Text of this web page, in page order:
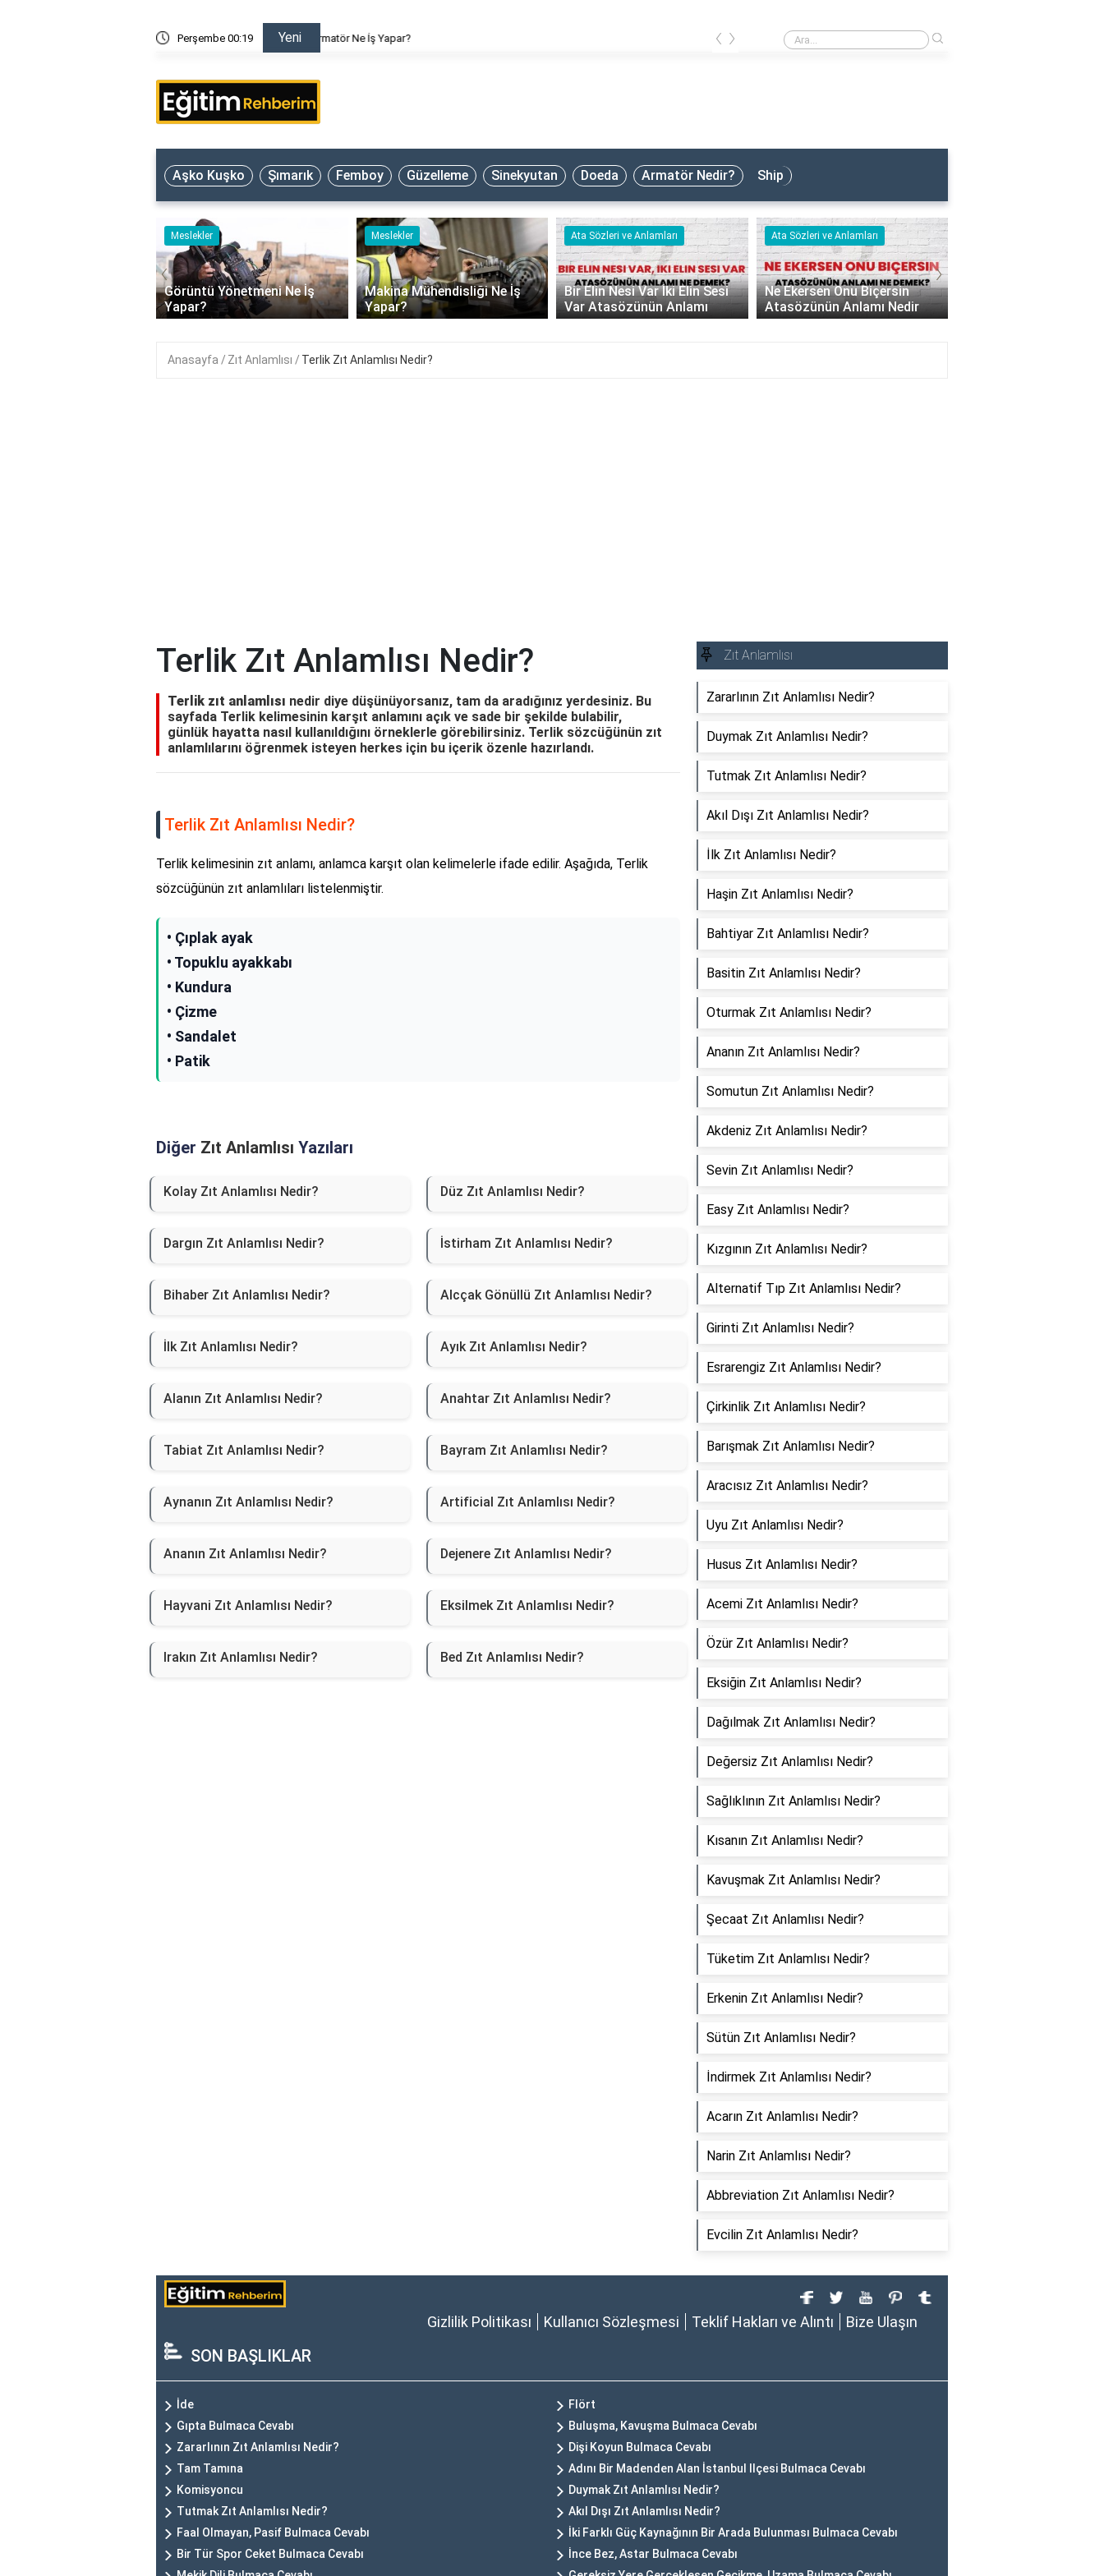
Perşembe 00:19 Yeni Armatör Ne İş Yapar? Armatör Ne İş Yapar?
‹ ›
Aşko Kuşko Şımarık Femboy Güzelleme Sinekyutan Doeda Armatör Nedir? Ship
Meslekler
Görüntü Yönetmeni Ne İş
Yapar?
Meslekler
Makina Mühendisliği Ne İş
Yapar?
Ata Sözleri ve Anlamları
Bir Elin Nesi Var İki Elin Sesi
Var Atasözünün Anlamı
Ata Sözleri ve Anlamları
Ne Ekersen Onu Biçersin
Atasözünün Anlamı Nedir
‹ ›
Anasayfa Zıt Anlamlısı Terlik Zıt Anlamlısı Nedir?
Terlik Zıt Anlamlısı Nedir?
Terlik zıt anlamlısı nedir diye düşünüyorsanız, tam da aradığınız yerdesiniz. Bu
sayfada Terlik kelimesinin karşıt anlamını açık ve sade bir şekilde bulabilir,
günlük hayatta nasıl kullanıldığını örneklerle görebilirsiniz. Terlik sözcüğünün zıt
anlamlılarını öğrenmek isteyen herkes için bu içerik özenle hazırlandı.
Terlik Zıt Anlamlısı Nedir?
Terlik kelimesinin zıt anlamı, anlamca karşıt olan kelimelerle ifade edilir. Aşağıda, Terlik
sözcüğünün zıt anlamlıları listelenmiştir.
• Çıplak ayak
• Topuklu ayakkabı
• Kundura
• Çizme
• Sandalet
• Patik
Diğer Zıt Anlamlısı Yazıları
Kolay Zıt Anlamlısı Nedir? Düz Zıt Anlamlısı Nedir?
Dargın Zıt Anlamlısı Nedir? İstirham Zıt Anlamlısı Nedir?
Bihaber Zıt Anlamlısı Nedir? Alcçak Gönüllü Zıt Anlamlısı Nedir?
İlk Zıt Anlamlısı Nedir? Ayık Zıt Anlamlısı Nedir?
Alanın Zıt Anlamlısı Nedir? Anahtar Zıt Anlamlısı Nedir?
Tabiat Zıt Anlamlısı Nedir? Bayram Zıt Anlamlısı Nedir?
Aynanın Zıt Anlamlısı Nedir? Artificial Zıt Anlamlısı Nedir?
Ananın Zıt Anlamlısı Nedir? Dejenere Zıt Anlamlısı Nedir?
Hayvani Zıt Anlamlısı Nedir? Eksilmek Zıt Anlamlısı Nedir?
Irakın Zıt Anlamlısı Nedir? Bed Zıt Anlamlısı Nedir?
Zıt Anlamlısı
Zararlının Zıt Anlamlısı Nedir?
Duymak Zıt Anlamlısı Nedir?
Tutmak Zıt Anlamlısı Nedir?
Akıl Dışı Zıt Anlamlısı Nedir?
İlk Zıt Anlamlısı Nedir?
Haşin Zıt Anlamlısı Nedir?
Bahtiyar Zıt Anlamlısı Nedir?
Basitin Zıt Anlamlısı Nedir?
Oturmak Zıt Anlamlısı Nedir?
Ananın Zıt Anlamlısı Nedir?
Somutun Zıt Anlamlısı Nedir?
Akdeniz Zıt Anlamlısı Nedir?
Sevin Zıt Anlamlısı Nedir?
Easy Zıt Anlamlısı Nedir?
Kızgının Zıt Anlamlısı Nedir?
Alternatif Tıp Zıt Anlamlısı Nedir?
Girinti Zıt Anlamlısı Nedir?
Esrarengiz Zıt Anlamlısı Nedir?
Çirkinlik Zıt Anlamlısı Nedir?
Barışmak Zıt Anlamlısı Nedir?
Aracısız Zıt Anlamlısı Nedir?
Uyu Zıt Anlamlısı Nedir?
Husus Zıt Anlamlısı Nedir?
Acemi Zıt Anlamlısı Nedir?
Özür Zıt Anlamlısı Nedir?
Eksiğin Zıt Anlamlısı Nedir?
Dağılmak Zıt Anlamlısı Nedir?
Değersiz Zıt Anlamlısı Nedir?
Sağlıklının Zıt Anlamlısı Nedir?
Kısanın Zıt Anlamlısı Nedir?
Kavuşmak Zıt Anlamlısı Nedir?
Şecaat Zıt Anlamlısı Nedir?
Tüketim Zıt Anlamlısı Nedir?
Erkenin Zıt Anlamlısı Nedir?
Sütün Zıt Anlamlısı Nedir?
İndirmek Zıt Anlamlısı Nedir?
Acarın Zıt Anlamlısı Nedir?
Narin Zıt Anlamlısı Nedir?
Abbreviation Zıt Anlamlısı Nedir?
Evcilin Zıt Anlamlısı Nedir?
Gizlilik Politikası Kullanıcı Sözleşmesi Teklif Hakları ve Alıntı Bize Ulaşın
SON BAŞLIKLAR
İde
Flört
Gıpta Bulmaca Cevabı
Buluşma, Kavuşma Bulmaca Cevabı
Zararlının Zıt Anlamlısı Nedir?
Dişi Koyun Bulmaca Cevabı
Tam Tamına
Adını Bir Madenden Alan İstanbul Ilçesi Bulmaca Cevabı
Komisyoncu
Duymak Zıt Anlamlısı Nedir?
Tutmak Zıt Anlamlısı Nedir?
Akıl Dışı Zıt Anlamlısı Nedir?
Faal Olmayan, Pasif Bulmaca Cevabı
İki Farklı Güç Kaynağının Bir Arada Bulunması Bulmaca Cevabı
Bir Tür Spor Ceket Bulmaca Cevabı
İnce Bez, Astar Bulmaca Cevabı